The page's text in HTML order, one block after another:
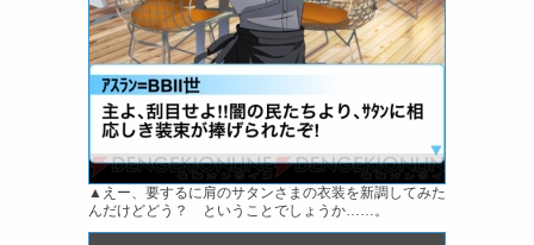
▲えー、要するに肩のサタンさまの衣装を新調してみた
んだけどどう？ ということでしょうか……。